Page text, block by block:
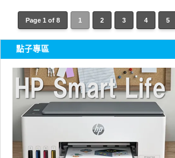
Page 1 of 8 1 2 3 4 5
點子專區